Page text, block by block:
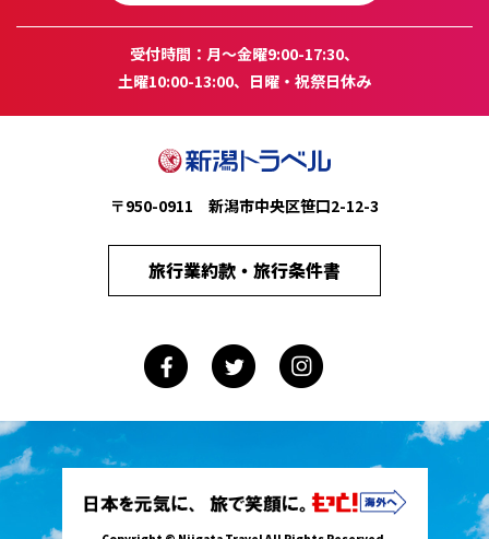
受付時間：月～金曜9:00-17:30、
土曜10:00-13:00、日曜・祝祭日休み
〒950-0911 新潟市中央区笹口2-12-3
旅行業約款・旅行条件書